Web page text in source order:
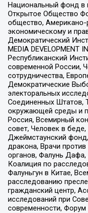
Национальный фонд в
Открытое Общество
общество,
экономическому и
Демократический
MEDIA DEVELOPMENT
Республиканский
современной России,
сотрудничества,
Демократические
электоральных
Соединенных Штатов,
окружающей среды и
Россия, Всемирный
совет, Человек в
Джеймстаунский
дракона, Врачи против
органов, Фалунь Дафа,
Коалиция по
Фалуньгун в Китае,
расследованию
гражданский центр,
исследований при
современности,